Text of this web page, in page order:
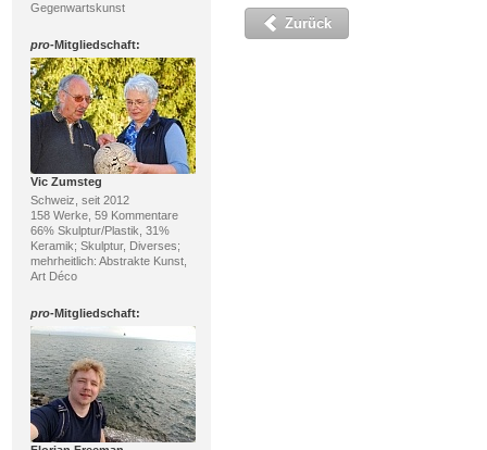
Gegenwartskunst
pro-Mitgliedschaft:
Vic Zumsteg
Schweiz, seit 2012
158 Werke, 59 Kommentare
66% Skulptur/Plastik, 31%
Keramik; Skulptur, Diverses;
mehrheitlich: Abstrakte Kunst,
Art Déco
pro-Mitgliedschaft:
Zurück